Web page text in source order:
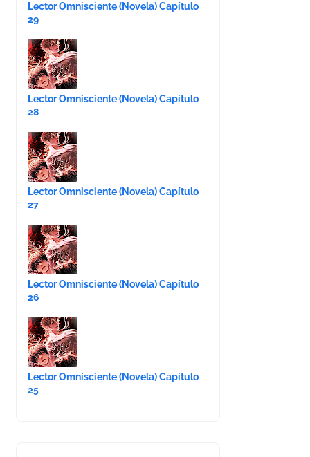
Lector Omnisciente (Novela) Capítulo
29
Lector Omnisciente (Novela) Capítulo
28
Lector Omnisciente (Novela) Capítulo
27
Lector Omnisciente (Novela) Capítulo
26
Lector Omnisciente (Novela) Capítulo
25